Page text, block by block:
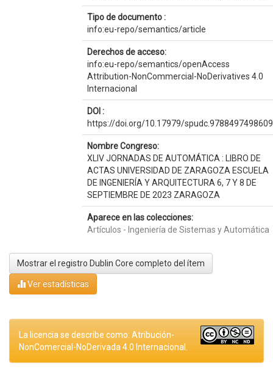
Tipo de documento :
info:eu-repo/semantics/article
Derechos de acceso:
info:eu-repo/semantics/openAccess
Attribution-NonCommercial-NoDerivatives 4.0
Internacional
DOI :
https://doi.org/10.17979/spudc.9788497498609
Nombre Congreso:
XLIV JORNADAS DE AUTOMÁTICA : LIBRO DE
ACTAS UNIVERSIDAD DE ZARAGOZA ESCUELA
DE INGENIERÍA Y ARQUITECTURA 6, 7 Y 8 DE
SEPTIEMBRE DE 2023 ZARAGOZA
Aparece en las colecciones:
Artículos - Ingeniería de Sistemas y Automática
Mostrar el registro Dublin Core completo del ítem
Ver estadísticas
La licencia se describe como: Atribución-
NonComercial-NoDerivada 4.0 Internacional.